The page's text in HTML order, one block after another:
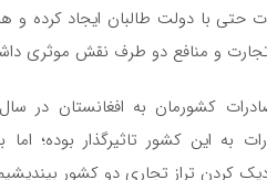
با دولت طالبان ایجاد کرده و
و منافع دو طرف نقش موثری
کشورمان به افغانستان در
به این کشور تاثیرگذار بوده؛
کردن تراز تجاری دو کشور